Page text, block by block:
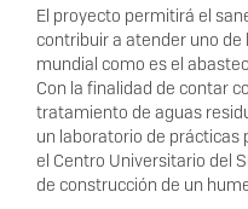
El proyecto permitirá el
contribuir a atender uno
mundial como es el
Con la finalidad de contar
tratamiento de aguas
un laboratorio de prácticas
el Centro Universitario del
de construcción de un